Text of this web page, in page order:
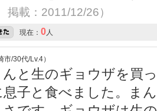
掲載：2011/12/26）
現在： 0人
/30代/Lv.4）
と生のギョウザを買
子と食べました。ま